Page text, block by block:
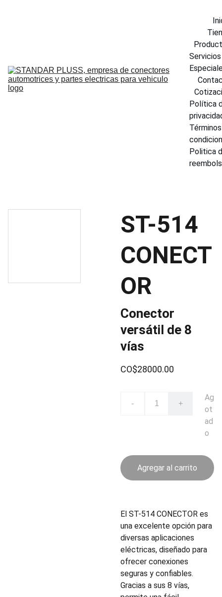
Servicios
Política
Politica
ST-514
CONECT
OR
Conector
versátil de 8
vías
CO$28000.00
- +
Ag
ot
ad
o
Agregar al carrito
El ST-514 CONECTOR es
una excelente opción para
diversas aplicaciones
eléctricas, diseñado para
ofrecer conexiones
seguras y confiables.
Gracias a sus 8 vías,